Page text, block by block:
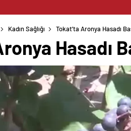
Kadın Sağlığı Tokat’ta Aronya Hasadı
Hasadı